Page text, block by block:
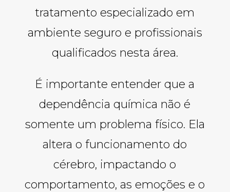
tratamento especializado em
ambiente seguro e profissionais
qualificados nesta área.
É importante entender que a
dependência química não é
somente um problema físico. Ela
altera o funcionamento do
cérebro, impactando o
comportamento, as emoções e o